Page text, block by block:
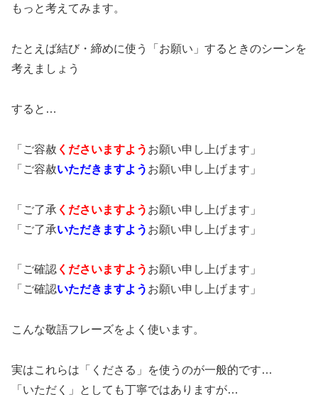
もっと考えてみます。
たとえば結び・締めに使う「お願い」するときのシーンを
考えましょう
すると…
「ご容赦 くださいますよう お願い申し上げます」
「ご容赦いただきますよう お願い申し上げます」
「ご了承 くださいますよう お願い申し上げます」
「ご了承いただきますよう お願い申し上げます」
「ご確認 くださいますよう お願い申し上げます」
「ご確認いただきますよう お願い申し上げます」
こんな敬語フレーズをよく使います。
実はこれらは「くださる」を使うのが一般的です…
「いただく」としても丁寧ではありますが…